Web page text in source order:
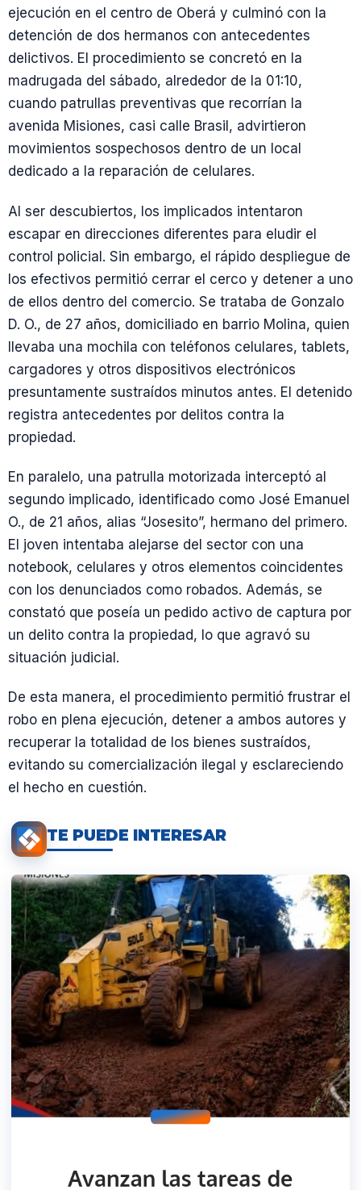
ejecución en el centro de Oberá y culminó con la
detención de dos hermanos con antecedentes
delictivos. El procedimiento se concretó en la
madrugada del sábado, alrededor de la 01:10,
cuando patrullas preventivas que recorrían la
avenida Misiones, casi calle Brasil, advirtieron
movimientos sospechosos dentro de un local
dedicado a la reparación de celulares.
Al ser descubiertos, los implicados intentaron
escapar en direcciones diferentes para eludir el
control policial. Sin embargo, el rápido despliegue de
los efectivos permitió cerrar el cerco y detener a uno
de ellos dentro del comercio. Se trataba de Gonzalo
D. O., de 27 años, domiciliado en barrio Molina, quien
llevaba una mochila con teléfonos celulares, tablets,
cargadores y otros dispositivos electrónicos
presuntamente sustraídos minutos antes. El detenido
registra antecedentes por delitos contra la
propiedad.
En paralelo, una patrulla motorizada interceptó al
segundo implicado, identificado como José Emanuel
O., de 21 años, alias “Josesito”, hermano del primero.
El joven intentaba alejarse del sector con una
notebook, celulares y otros elementos coincidentes
con los denunciados como robados. Además, se
constató que poseía un pedido activo de captura por
un delito contra la propiedad, lo que agravó su
situación judicial.
De esta manera, el procedimiento permitió frustrar el
robo en plena ejecución, detener a ambos autores y
recuperar la totalidad de los bienes sustraídos,
evitando su comercialización ilegal y esclareciendo
el hecho en cuestión.
TE PUEDE INTERESAR